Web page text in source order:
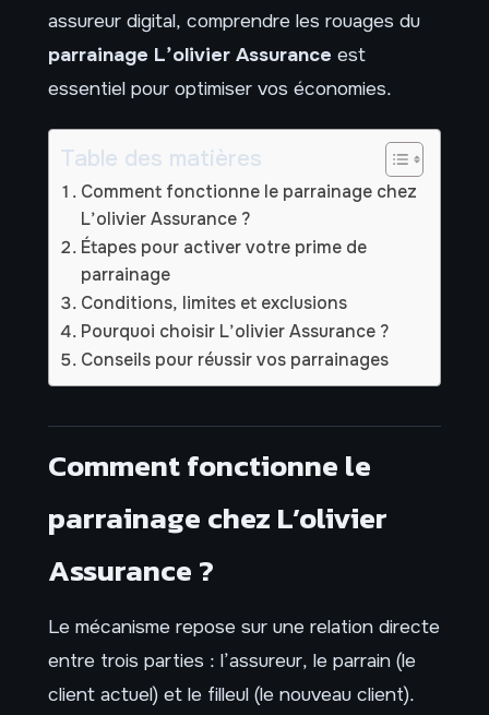
assureur digital, comprendre les rouages du
parrainage L’olivier Assurance est
essentiel pour optimiser vos économies.
Table des matières
Comment fonctionne le parrainage chez
L’olivier Assurance ?
Étapes pour activer votre prime de
parrainage
Conditions, limites et exclusions
Pourquoi choisir L’olivier Assurance ?
Conseils pour réussir vos parrainages
Comment fonctionne le
parrainage chez L’olivier
Assurance ?
Le mécanisme repose sur une relation directe
entre trois parties : l’assureur, le parrain (le
client actuel) et le filleul (le nouveau client).